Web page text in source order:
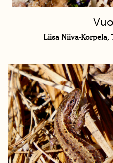
Liisa Niiva-Korpela,